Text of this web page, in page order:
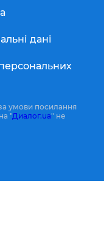
дані
умови посилання
"Диалог.ua" не